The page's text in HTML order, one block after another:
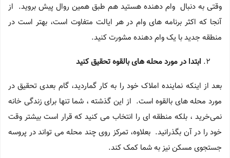
وقتی به دنبال وام دهنده هستید هم طبق همین روال پیش بروید. از
آنجا که اکثر برنامه های وام در هر ایالت متفاوت است، بهتر است در
منطقه جدید با یک وام دهنده مشورت کنید.
ابتدا در مورد محله های بالقوه تحقیق کنید
بعد از اینکه نماینده املاک خود را به کار گماردید، گام بعدی تحقیق در
مورد محله های بالقوه است. از این گذشته ، شما تنها برای زندگی خانه
نمی‌خرید ، بلکه منطقه ای را انتخاب می کنید که قرار است بیشتر وقت
خود را در آن بگذرانید. بعلاوه، تمرکز روی چند محله می تواند در پروسه
جستجوی مسکن نیز به شما کمک کند.